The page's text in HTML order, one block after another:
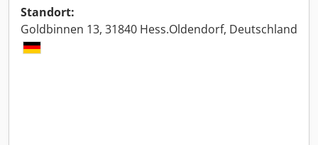
Standort:
Goldbinnen 13, 31840 Hess.Oldendorf, Deutschland